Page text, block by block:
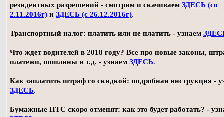
резидентных разрешений - смотрим и скачиваем ЗДЕСЬ (со
2.11.2016г) и ЗДЕСЬ (с 26.12.2016г).
Транспортный налог: платить или не платить - узнаем
Что ждет водителей в 2018 году? Все про новые законы,
платежи, пошлины и т.д. - узнаем ЗДЕСЬ.
Как заплатить штраф со скидкой: подробная инструкция -
ЗДЕСЬ.
Бумажные ПТС скоро отменят: как это будет работать? -